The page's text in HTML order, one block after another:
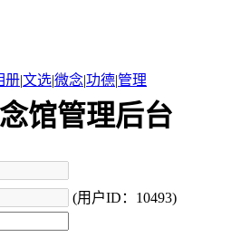
册|文选|微念|功德|管理
馆管理后台
(用户ID：10493)